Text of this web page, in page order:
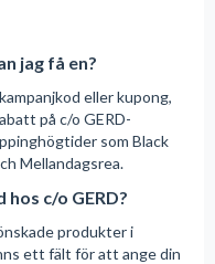
jag få en?
eller kupong,
på c/o GERD-
som Black
Mellandagsrea.
c/o GERD?
produkter i
ett fält för att ange din